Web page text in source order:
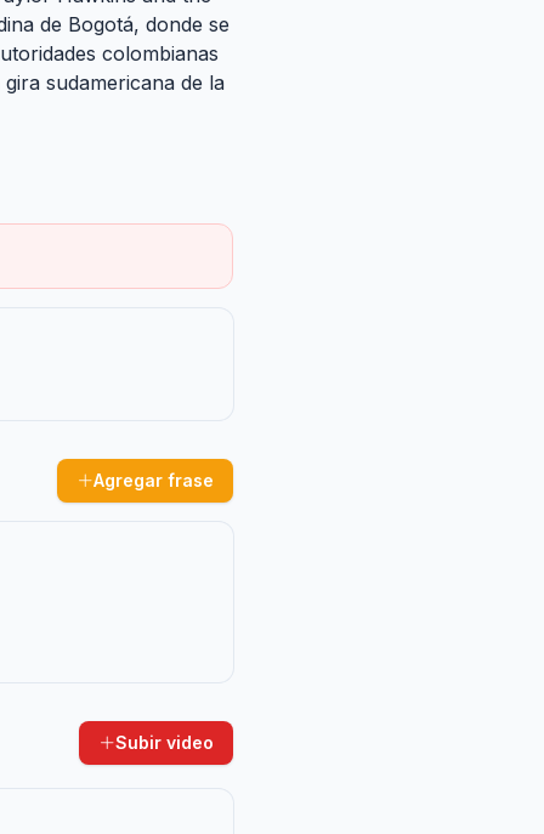
de Bogotá, donde se
colombianas
sudamericana de la
Agregar frase
Subir video